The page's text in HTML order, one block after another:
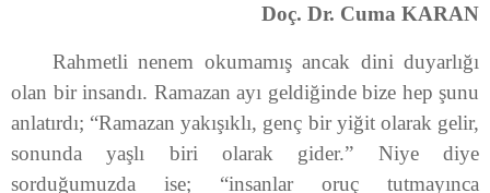
Doç. Dr. Cuma KARAN
Rahmetli nenem okumamış ancak dini duyarlığı
olan bir insandı. Ramazan ayı geldiğinde bize hep şunu
anlatırdı; “Ramazan yakışıklı, genç bir yiğit olarak gelir,
sonunda yaşlı biri olarak gider.” Niye diye
sorduğumuzda ise; “insanlar oruç tutmayınca